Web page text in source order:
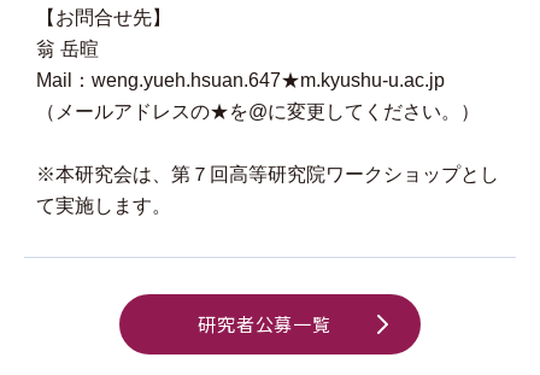
【お問合せ先】
翁 岳暄
Mail：weng.yueh.hsuan.647★m.kyushu-u.ac.jp
（メールアドレスの★を@に変更してください。）
※本研究会は、第７回高等研究院ワークショップとし
て実施します。
研究者公募一覧